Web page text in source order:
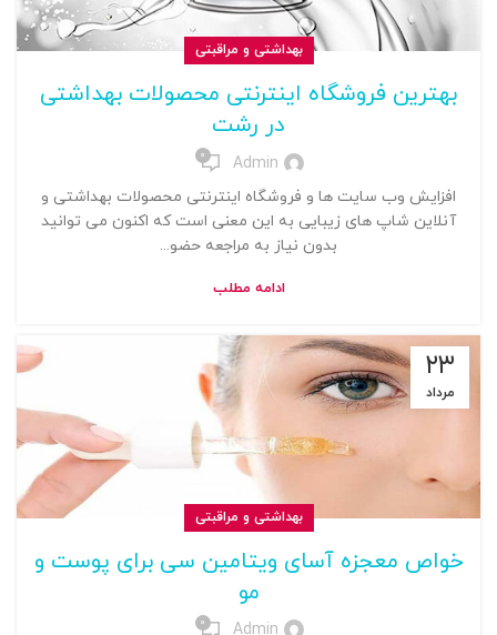
بهداشتی و مراقبتی
بهترین فروشگاه اینترنتی محصولات بهداشتی
در رشت
Admin
0
افزایش وب سایت ها و فروشگاه اینترنتی محصولات بهداشتی و
آنلاین شاپ های زیبایی به این معنی است که اکنون می توانید
بدون نیاز به مراجعه حضو...
ادامه مطلب
۲۳
مرداد
بهداشتی و مراقبتی
خواص معجزه‌ آسای ویتامین سی برای پوست و
مو
Admin
0